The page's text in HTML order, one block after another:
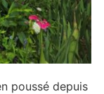
poussé depuis